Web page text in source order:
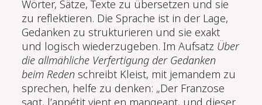
Wörter, Sätze, Texte zu übersetzen und sie
zu reflektieren. Die Sprache ist in der Lage,
Gedanken zu strukturieren und sie exakt
und logisch wiederzugeben. Im Aufsatz Über
die allmähliche Verfertigung der Gedanken
beim Redenschreibt Kleist, mit jemandem zu
sprechen, helfe zu denken: „Der Franzose
sagt, l’appétit vient en mangeant, und dieser